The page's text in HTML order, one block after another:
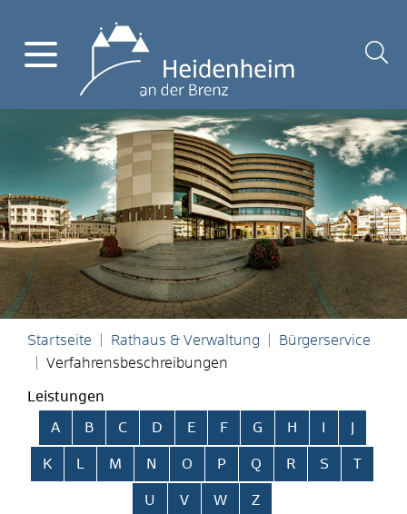
Startseite Rathaus & Verwaltung
Bürgerservice
Verfahrensbeschreibungen
Leistungen
Alphabetisches Register überspringen
A B C D E F G H
K L M N O P Q R S T
U V W Z